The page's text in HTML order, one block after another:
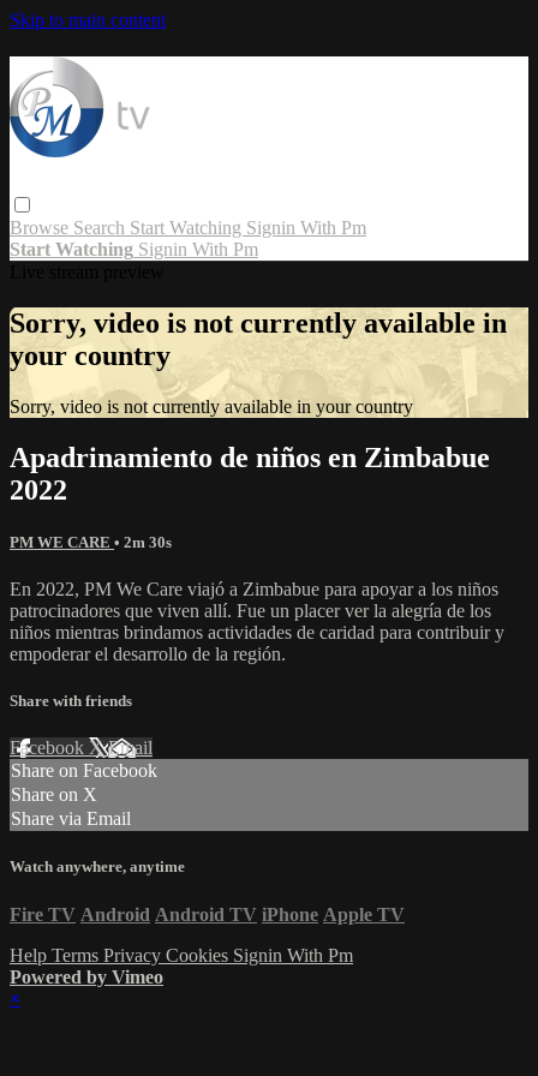
Skip to main content
Browse Search Start Watching Signin With Pm
Start Watching Signin With Pm
Sorry, video is not currently available in
your country
Sorry, video is not currently available in your country
Apadrinamiento de niños en Zimbabue
2022
PM WE CARE • 2m 30s
En 2022, PM We Care viajó a Zimbabue para apoyar a los niños
patrocinadores que viven allí. Fue un placer ver la alegría de los
niños mientras brindamos actividades de caridad para contribuir y
empoderar el desarrollo de la región.
Share with friends
Facebook XEmail
Share on Facebook
Share on X
Share via Email
Watch anywhere, anytime
Fire TV Android Android TV iPhone Apple TV
Help Terms Privacy Cookies Signin With Pm
Powered by Vimeo
×